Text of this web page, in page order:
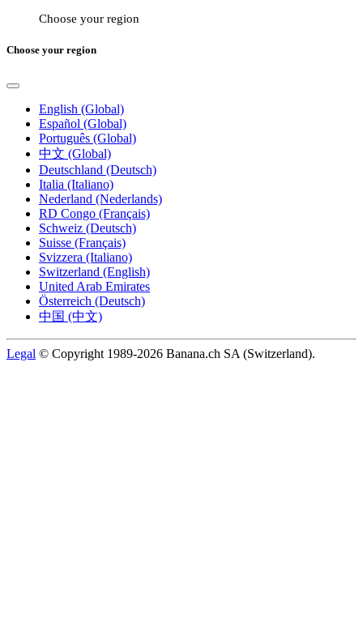
Choose your region
Choose your region
English (Global)
Español (Global)
Português (Global)
中文 (Global)
Deutschland (Deutsch)
Italia (Italiano)
Nederland (Nederlands)
RD Congo (Français)
Schweiz (Deutsch)
Suisse (Français)
Svizzera (Italiano)
Switzerland (English)
United Arab Emirates
Österreich (Deutsch)
中国 (中文)
Legal © Copyright 1989-2026 Banana.ch SA (Switzerland).